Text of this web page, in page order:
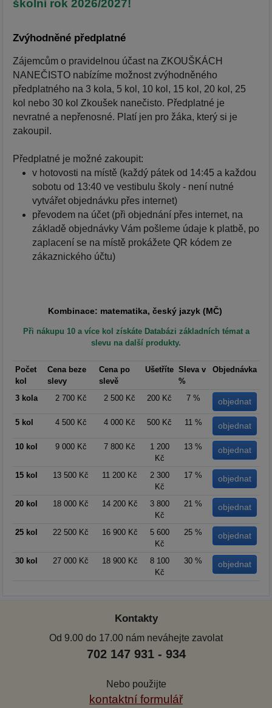
školní rok 2026/2027!
Zvýhodněné předplatné
Zájemcům o pravidelnou účast na ZKOUŠKÁCH
NANEČISTO nabízíme možnost zvýhodněného
předplatného na 3 kola, 5 kol, 10 kol, 15 kol, 20 kol, 25
kol nebo 30 kol Zkoušek nanečisto. Předplatné je
nevratné a nepřenosné. Platí jen pro žáka, který si je
zakoupil.
Předplatné je možné zakoupit:
v hotovosti na místě (každý pátek od 14:45 a každou
sobotu od 13:40 ve vestibulu školy - není nutné
vytvářet objednávku přes internet)
převodem na účet (při objednání přes internet, na
základě objednávky Vám pošleme údaje k platbě, po
zaplacení se na místě prokážete QR kódem ze
zákaznického účtu)
Kombinace: matematika, český jazyk (MČ)
Při nákupu 10 a více kol získáte Databázi základních témat a
slevu na další produkty.
Počet
kol
Cena beze
slevy
Cena po
slevě
Ušetříte Sleva v
%
Objednávka
3 kola 2 700 Kč 2 500 Kč 200 Kč 7 %
5 kol 4 500 Kč 4 000 Kč 500 Kč 11 %
10 kol 9 000 Kč 7 800 Kč
1 200
Kč
13 %
15 kol 13 500 Kč 11 200 Kč
2 300
Kč
17 %
20 kol 18 000 Kč 14 200 Kč
3 800
Kč
21 %
25 kol 22 500 Kč 16 900 Kč
5 600
Kč
25 %
30 kol 27 000 Kč 18 900 Kč
8 100
Kč
30 %
Kontakty
Od 9.00 do 17.00 nám neváhejte zavolat
702 147 931 - 934
Nebo použijte
kontaktní formulář